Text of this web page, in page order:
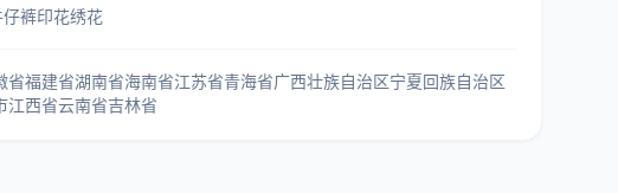
仔裤印花绣花
省福建省湖南省海南省江苏省青海省广西壮族自治区宁夏回族自治区
江西省云南省吉林省